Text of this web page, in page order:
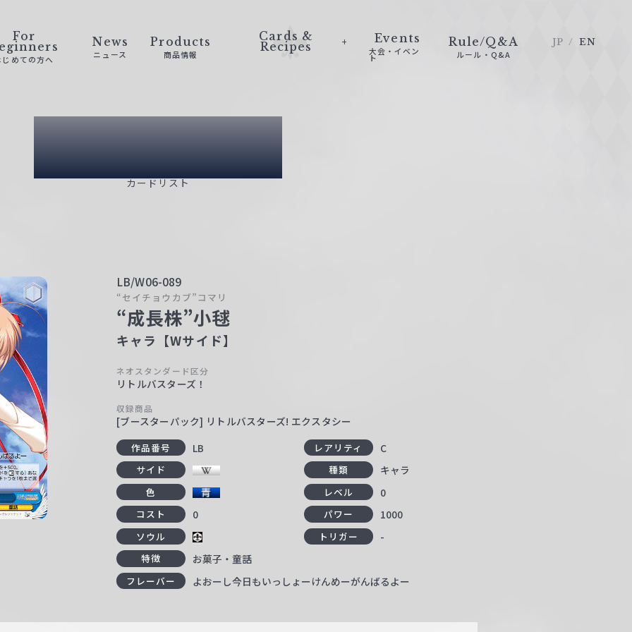
For
じめての方へ
News
ニュース
Products
商品情報
Cards &
Recipes
Events
大会・イベン
ト
Rule/Q&A
ルール・Q&A
JP EN
Card List
カードリスト
LB/W06-089
“セイチョウカブ”コマリ
“成長株”小毬
キャラ【Wサイド】
ネオスタンダード区分
リトルバスターズ！
収録商品
[ブースターパック] リトルバスターズ! エクスタシー
作品番号 LB レアリティ C
サイド 種類 キャラ
色 レベル 0
コスト 0 パワー 1000
ソウル トリガー -
特徴 お菓子・童話
フレーバー よおーし今日もいっしょーけんめーがんばるよー